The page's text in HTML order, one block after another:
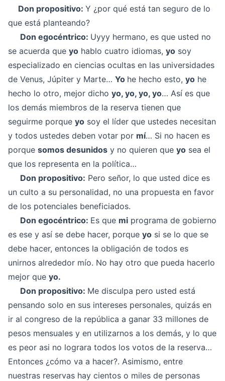
Don propositivo: Y ¿por qué está tan seguro de lo
que está planteando?
Don egocéntrico: Uyyy hermano, es que usted no
se acuerda que yo hablo cuatro idiomas, yo soy
especializado en ciencias ocultas en las universidades
de Venus, Júpiter y Marte… Yo he hecho esto, yo he
hecho lo otro, mejor dicho yo, yo, yo, yo… Así es que
los demás miembros de la reserva tienen que
seguirme porque yo soy el líder que ustedes necesitan
y todos ustedes deben votar por mí… Si no hacen es
porque somos desunidos y no quieren que yo sea el
que los representa en la política…
Don propositivo: Pero señor, lo que usted dice es
un culto a su personalidad, no una propuesta en favor
de los potenciales beneficiados.
Don egocéntrico: Es que mi programa de gobierno
es ese y así se debe hacer, porque yo si se lo que se
debe hacer, entonces la obligación de todos es
unirnos alrededor mío. No hay otro que pueda hacerlo
mejor que yo.
Don propositivo: Me disculpa pero usted está
pensando solo en sus intereses personales, quizás en
ir al congreso de la república a ganar 33 millones de
pesos mensuales y en utilizarnos a los demás, y lo que
es peor asi no lograra todos los votos de la reserva…
Entonces ¿cómo va a hacer?. Asimismo, entre
nuestras reservas hay cientos o miles de personas